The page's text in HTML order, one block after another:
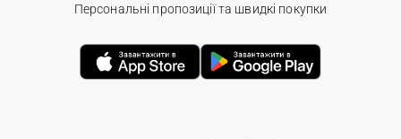
Персональні пропозиції та швидкі покупки